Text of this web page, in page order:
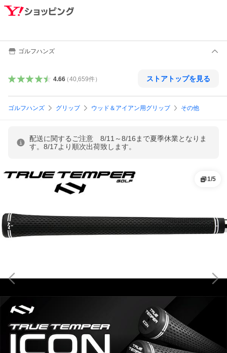
ゴルフハンズ
4.66（40,659件） ストアトップを見る
ゴルフハンズ グリップ ウッド＆アイアン用グリップ その他
配送に関するご注意 8/11～8/16まで夏季休業となりま
す。8/17より順次出荷致します。
1/5